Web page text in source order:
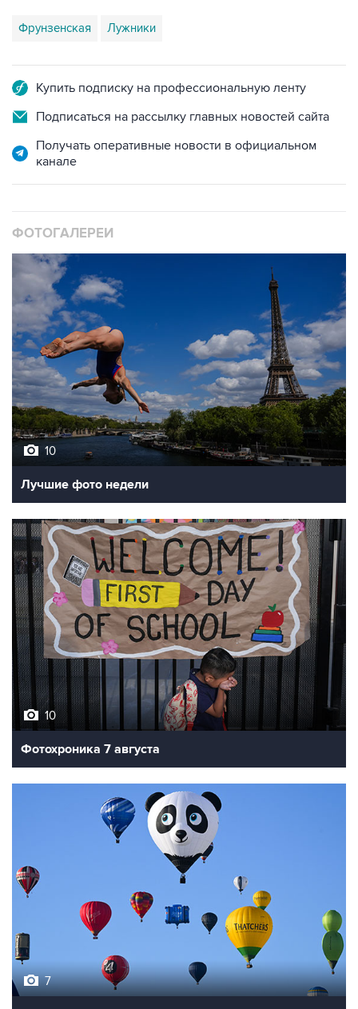
Фрунзенская Лужники
Купить подписку на профессиональную ленту
Подписаться на рассылку главных новостей сайта
Получать оперативные новости в официальном
канале
ФОТОГАЛЕРЕИ
10
Лучшие фото недели
10
Фотохроника 7 августа
7